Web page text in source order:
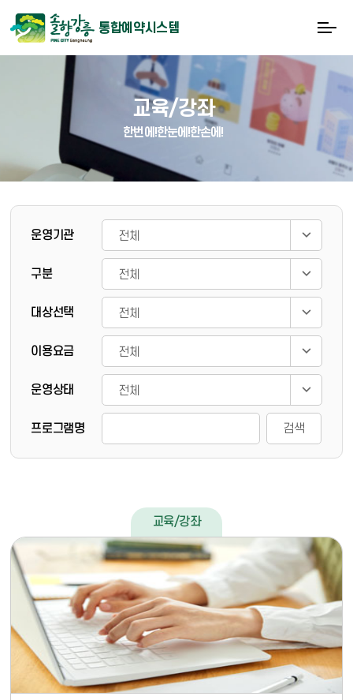
통합예약시스템
교육/강좌
한번에!한눈에!한손에!
운영기관
구분
대상선택
이용요금
운영상태
프로그램명 검색
교육/강좌